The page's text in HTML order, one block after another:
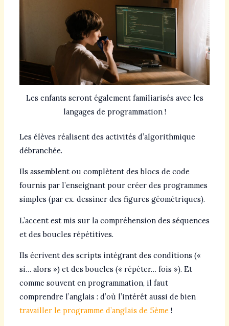
Les enfants seront également familiarisés avec les
langages de programmation !
Les élèves réalisent des activités d’algorithmique
débranchée.
Ils assemblent ou complètent des blocs de code
fournis par l’enseignant pour créer des programmes
simples (par ex. dessiner des figures géométriques).
L’accent est mis sur la compréhension des séquences
et des boucles répétitives.
Ils écrivent des scripts intégrant des conditions («
si… alors ») et des boucles (« répéter… fois »). Et
comme souvent en programmation, il faut
comprendre l’anglais : d’où l’intérêt aussi de bien
travailler le programme d’anglais de 5ème !